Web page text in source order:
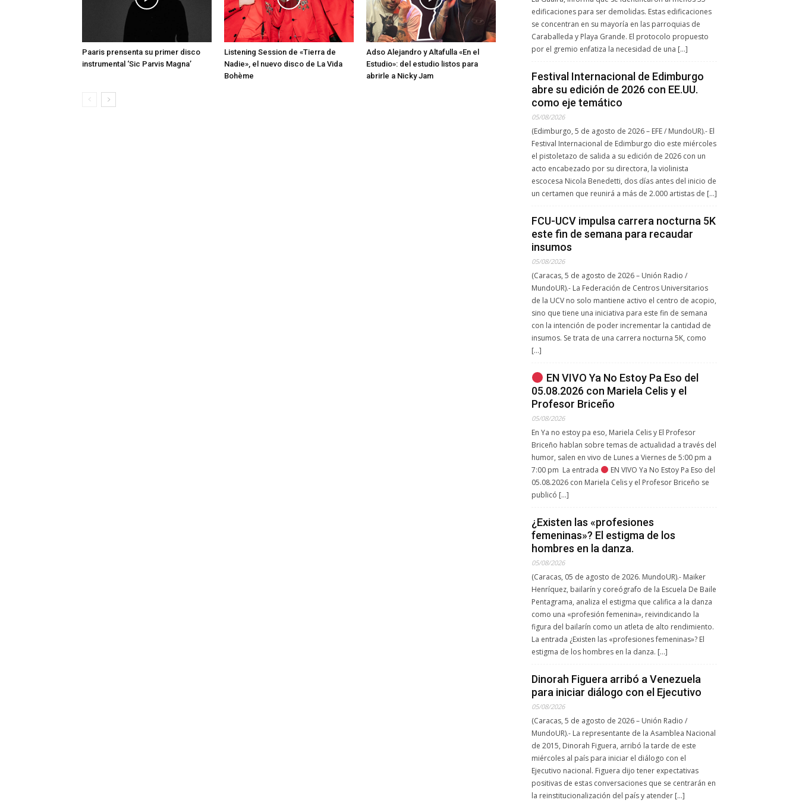
Paaris prensenta su primer disco
instrumental ‘Sic Parvis Magna’
Listening Session de «Tierra de
Nadie», el nuevo disco de La Vida
Bohème
Adso Alejandro y Altafulla «En el
Estudio»: del estudio listos para
abrirle a Nicky Jam
edificaciones para ser demolidas. Estas edificaciones
se concentran en su mayoría en las parroquias de
Caraballeda y Playa Grande. El protocolo propuesto
por el gremio enfatiza la necesidad de una […]
Festival Internacional de Edimburgo
abre su edición de 2026 con EE.UU.
como eje temático
05/08/2026
(Edimburgo, 5 de agosto de 2026 – EFE / MundoUR).- El
Festival Internacional de Edimburgo dio este miércoles
el pistoletazo de salida a su edición de 2026 con un
acto encabezado por su directora, la violinista
escocesa Nicola Benedetti, dos días antes del inicio de
un certamen que reunirá a más de 2.000 artistas de […]
FCU-UCV impulsa carrera nocturna 5K
este fin de semana para recaudar
insumos
05/08/2026
(Caracas, 5 de agosto de 2026 – Unión Radio /
MundoUR).- La Federación de Centros Universitarios
de la UCV no solo mantiene activo el centro de acopio,
sino que tiene una iniciativa para este fin de semana
con la intención de poder incrementar la cantidad de
insumos. Se trata de una carrera nocturna 5K, como
[…]
EN VIVO Ya No Estoy Pa Eso del
05.08.2026 con Mariela Celis y el
Profesor Briceño
05/08/2026
En Ya no estoy pa eso, Mariela Celis y El Profesor
Briceño hablan sobre temas de actualidad a través del
humor, salen en vivo de Lunes a Viernes de 5:00 pm a
7:00 pm La entrada
EN VIVO Ya No Estoy Pa Eso del
05.08.2026 con Mariela Celis y el Profesor Briceño se
publicó […]
¿Existen las «profesiones
femeninas»? El estigma de los
hombres en la danza.
05/08/2026
(Caracas, 05 de agosto de 2026. MundoUR).- Maiker
Henríquez, bailarín y coreógrafo de la Escuela De Baile
Pentagrama, analiza el estigma que califica a la danza
como una «profesión femenina», reivindicando la
figura del bailarín como un atleta de alto rendimiento.
La entrada ¿Existen las «profesiones femeninas»? El
estigma de los hombres en la danza. […]
Dinorah Figuera arribó a Venezuela
para iniciar diálogo con el Ejecutivo
05/08/2026
(Caracas, 5 de agosto de 2026 – Unión Radio /
MundoUR).- La representante de la Asamblea Nacional
de 2015, Dinorah Figuera, arribó la tarde de este
miércoles al país para iniciar el diálogo con el
Ejecutivo nacional. Figuera dijo tener expectativas
positivas de estas conversaciones que se centrarán en
la reinstitucionalización del país y atender […]